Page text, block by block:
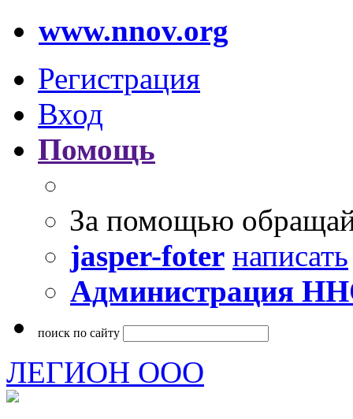
www.nnov.org
Регистрация
Вход
Помощь
За помощью
jasper-foter написать
Администрация
поиск по сайту
ЛЕГИОН ООО